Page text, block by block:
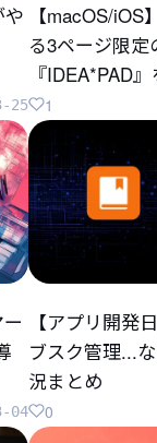
や
25
【macOS/
る3ページ限定
『IDEA*PAD
1
04
【アプリ開発
ブスク管理...
況まとめ
0